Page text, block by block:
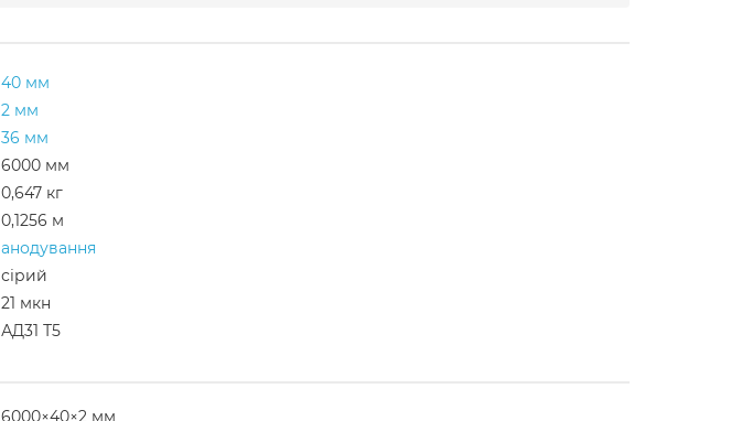
40 мм
2 мм
36 мм
6000 мм
0,647 кг
0,1256 м
анодування
сірий
21 мкн
АД31 Т5
6000×40×2 мм